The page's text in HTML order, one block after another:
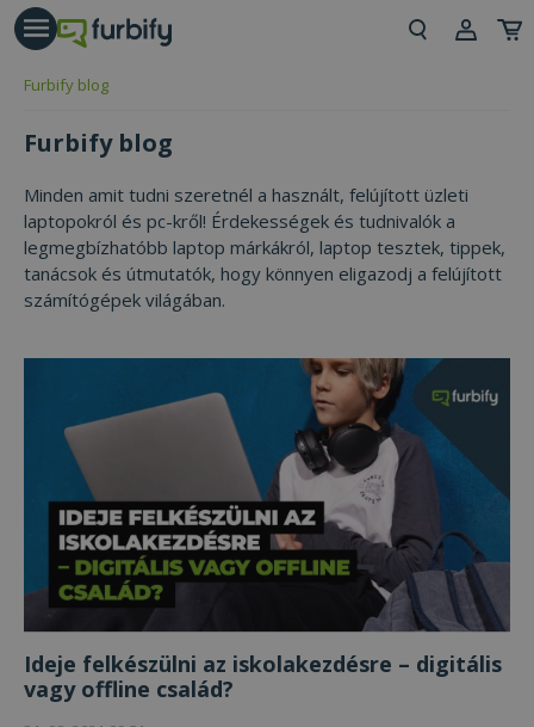
Furbify blog
Furbify blog
Minden amit tudni szeretnél a használt, felújított üzleti
laptopokról és pc-kről! Érdekességek és tudnivalók a
legmegbízhatóbb laptop márkákról, laptop tesztek, tippek,
tanácsok és útmutatók, hogy könnyen eligazodj a felújított
számítógépek világában.
Ideje felkészülni az iskolakezdésre – digitális
vagy offline család?
gomb